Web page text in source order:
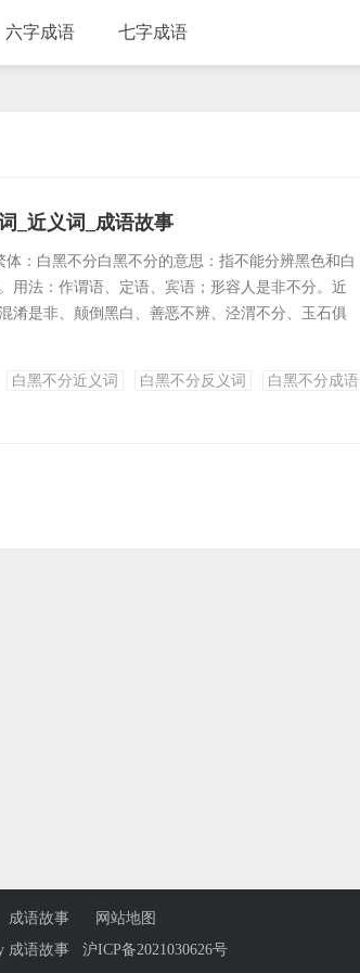
六字成语 七字成语
_近义词_成语故事
体：白黑不分白黑不分的意思：指不能分辨黑色和白
用法：作谓语、定语、宾语；形容人是非不分。近
淆是非、颠倒黑白、善恶不辨、泾渭不分、玉石俱
皂白分明、是非分明、泾渭分明、明辨是非、辨
合作、分文不取、分毫不差、分身乏术、分甘共
白黑不分近义词 白黑不分反义词
白黑不分成语
成语故事
网站地图
成语故事 沪ICP备2021030626号